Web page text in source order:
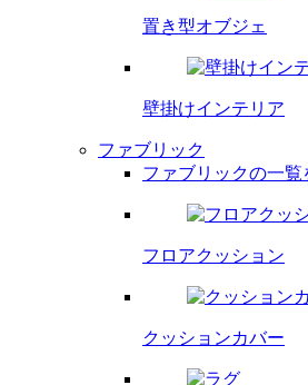
置き型オブジェ
壁掛けインテリア
ファブリック
ファブリックの一覧
フロアクッション
クッションカバー